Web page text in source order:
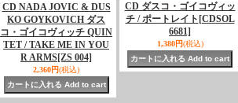
CD NADA JOVIC & DUS
KO GOYKOVICH ダス
コ・ゴイコヴィッチ QUIN
TET / TAKE ME IN YOU
R ARMS[ZS 004]
2,360円(税込)
CD ダスコ・ゴイコヴィッ
チ / ポートレイト [CDSOL
6681]
1,380円(税込)